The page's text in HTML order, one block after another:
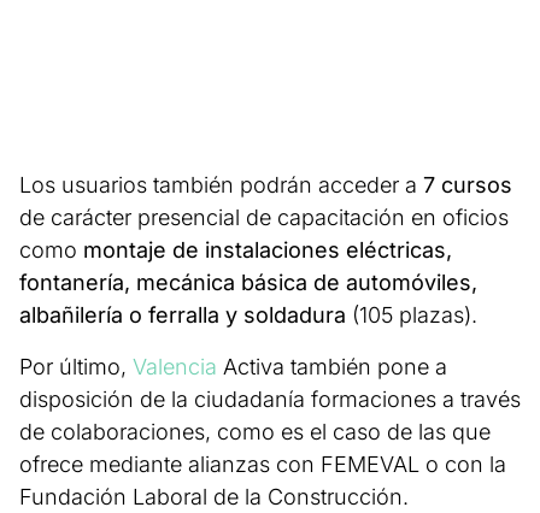
Los usuarios también podrán acceder a 7 cursos
de carácter presencial de capacitación en oficios
como montaje de instalaciones eléctricas,
fontanería, mecánica básica de automóviles,
albañilería o ferralla y soldadura (105 plazas).
Por último, Valencia Activa también pone a
disposición de la ciudadanía formaciones a través
de colaboraciones, como es el caso de las que
ofrece mediante alianzas con FEMEVAL o con la
Fundación Laboral de la Construcción.